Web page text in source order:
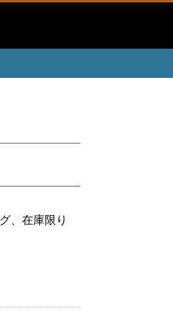
、在庫限り